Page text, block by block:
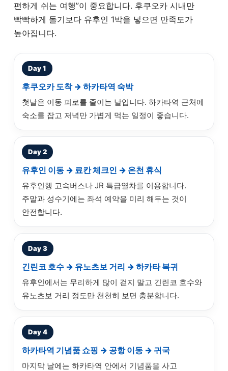
편하게 쉬는 여행”이 중요합니다. 후쿠오카 시내만
빡빡하게 돌기보다 유후인 1박을 넣으면 만족도가
높아집니다.
Day 1
후쿠오카 도착 → 하카타역 숙박
첫날은 이동 피로를 줄이는 날입니다. 하카타역 근처에
숙소를 잡고 저녁만 가볍게 먹는 일정이 좋습니다.
Day 2
유후인 이동 → 료칸 체크인 → 온천 휴식
유후인행 고속버스나 JR 특급열차를 이용합니다.
주말과 성수기에는 좌석 예약을 미리 해두는 것이
안전합니다.
Day 3
긴린코 호수 → 유노츠보 거리 → 하카타 복귀
유후인에서는 무리하게 많이 걷지 말고 긴린코 호수와
유노츠보 거리 정도만 천천히 보면 충분합니다.
Day 4
하카타역 기념품 쇼핑 → 공항 이동 → 귀국
마지막 날에는 하카타역 안에서 기념품을 사고